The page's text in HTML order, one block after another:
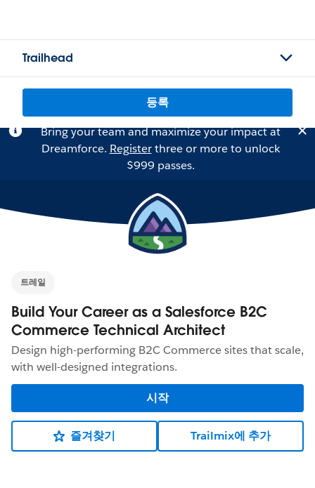
Trailhead
등록
Bring your team and maximize your impact at
Dreamforce. Registerthree or more to unlock
$999 passes.
트레일
Build Your Career as a Salesforce B2C
Commerce Technical Architect
Design high-performing B2C Commerce sites that scale,
with well-designed integrations.
시작
즐겨찾기 Trailmix에 추가